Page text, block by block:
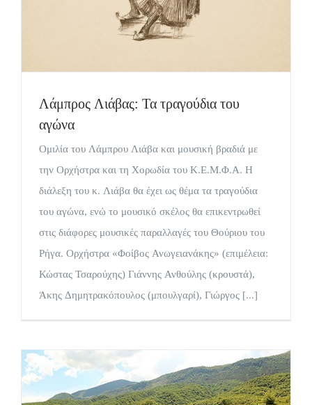
Λάμπρος Λιάβας: Τα τραγούδια του
αγώνα
Ομιλία του Λάμπρου Λιάβα και μουσική βραδιά με
την Ορχήστρα και τη Χορωδία του Κ.Ε.Μ.Φ.Α. Η
διάλεξη του κ. Λιάβα θα έχει ως θέμα τα τραγούδια
του αγώνα, ενώ το μουσικό σκέλος θα επικεντρωθεί
στις διάφορες μουσικές παραλλαγές του Θούριου του
Ρήγα. Ορχήστρα «Φοίβος Ανωγειανάκης» (επιμέλεια:
Κώστας Τσαρούχης) Γιάννης Ανθούλης (κρουστά),
Άκης Δημητρακόπουλος (μπουλγαρί), Γιώργος [...]